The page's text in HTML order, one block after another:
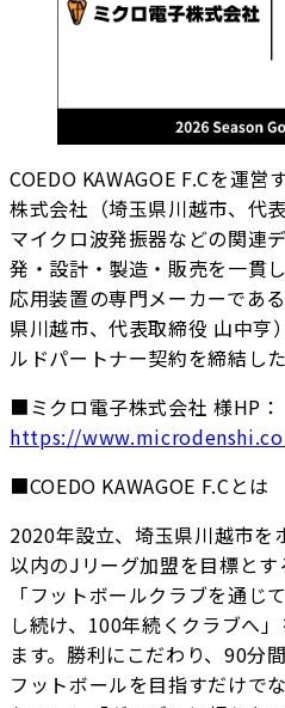
COEDO KAWAGOE F.Cを運営
株式会社（埼玉県川越市、代
マイクロ波発振器などの関連
発・設計・製造・販売を一貫
応用装置の専門メーカーであ
県川越市、代表取締役 山中亨
ルドパートナー契約を締結し
■ミクロ電子株式会社 様HP：
https://
■COEDO KAWAGOE F.Cとは
2020年設立、埼玉県川越市を
以内のJリーグ加盟を目標とす
「フットボールクラブを通じ
し続け、100年続くクラブへ
ます。勝利にこだわり、90分
フットボールを目指すだけで